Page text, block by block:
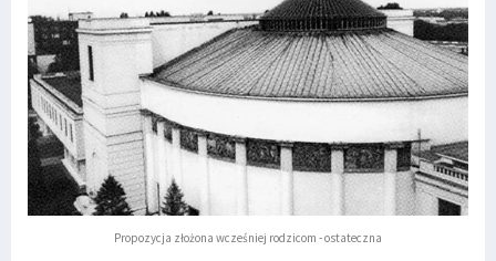
Propozycja złożona wcześniej rodzicom - ostateczna